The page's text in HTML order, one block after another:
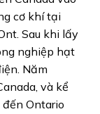
cơ khí tại
Sau khi lấy
nghiệp hạt
Năm
và kể
Ontario